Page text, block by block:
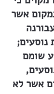
אשר
נוסעים;
שומם
אשר לא